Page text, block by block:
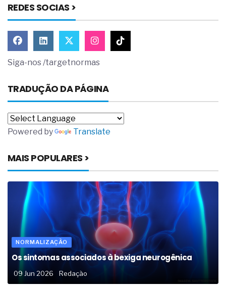
REDES SOCIAS >
Siga-nos /targetnormas
TRADUÇÃO DA PÁGINA
Powered by Translate
MAIS POPULARES >
NORMALIZAÇÃO
Os sintomas associados à bexiga neurogênica
09 Jun 2026 Redação